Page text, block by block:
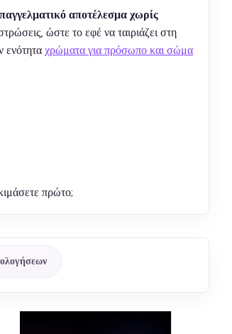
αποτέλεσμα χωρίς
ώστε το εφέ να ταιριάζει στη
ενότητα χρώματα για πρόσωπο και σώμα
πρώτο;